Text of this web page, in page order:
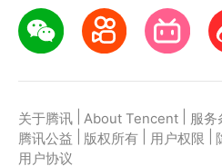
关于腾讯 About Tencent 服务
腾讯公益
版权所有 用户权限
用户协议